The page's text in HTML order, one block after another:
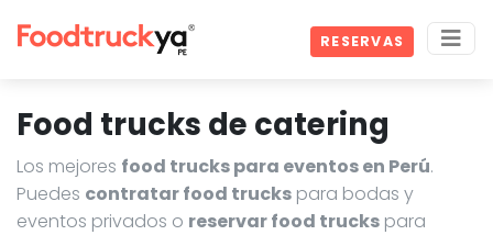
RESERVAS
Food trucks de catering
Los mejores food trucks para eventos en Perú.
Puedes contratar food trucks para bodas y
eventos privados o reservar food trucks para